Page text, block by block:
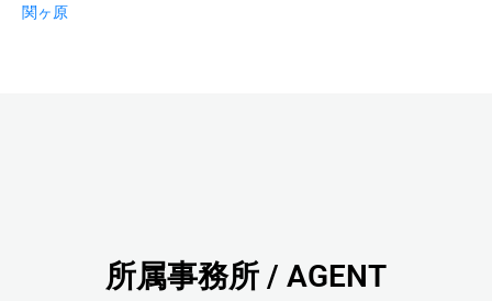
関ヶ原
所属事務所 / AGENT